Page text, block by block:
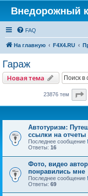
Внедорожный
FAQ
На главную F4X4.RU
Гараж
Новая тема
23876 тем
Автотуризм:
ссылки на отчеты
Последнее сообщение
Ответы: 16
Фото, видео
понравились мне
Последнее сообщение
Ответы: 69